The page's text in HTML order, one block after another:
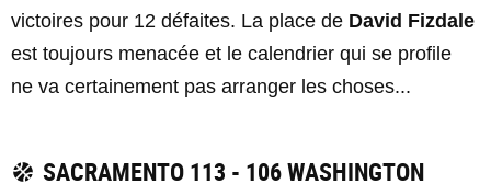
victoires pour 12 défaites. La place de David Fizdale
est toujours menacée et le calendrier qui se profile
ne va certainement pas arranger les choses...
SACRAMENTO 113 - 106 WASHINGTON